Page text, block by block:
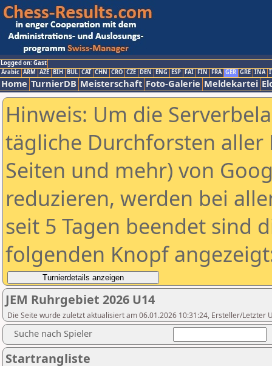
Logged on: Gast
Arabic ARM AZE BIH BUL CAT CHN CRO CZE DEN ENG ESP FAI FIN FRA GER GRE INA
Home TurnierDB Meisterschaft Foto-Galerie Meldekartei
Hinweis: Um die
tägliche Durchforsten aller
Seiten und mehr) von
reduzieren, werden bei
seit 5 Tagen beendet sind
folgenden Knopf
JEM Ruhrgebiet 2026 U14
Die Seite wurde zuletzt aktualisiert am 06.01.2026 10:31:24, Ersteller/Letzter
Suche nach Spieler
Startrangliste